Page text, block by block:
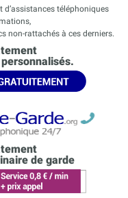
d’assistances téléphoniques
non-rattachés à ces derniers.
de garde